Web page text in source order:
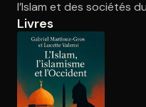
Ouvre l'app Appareil
l’Islam et des sociétés
Livres